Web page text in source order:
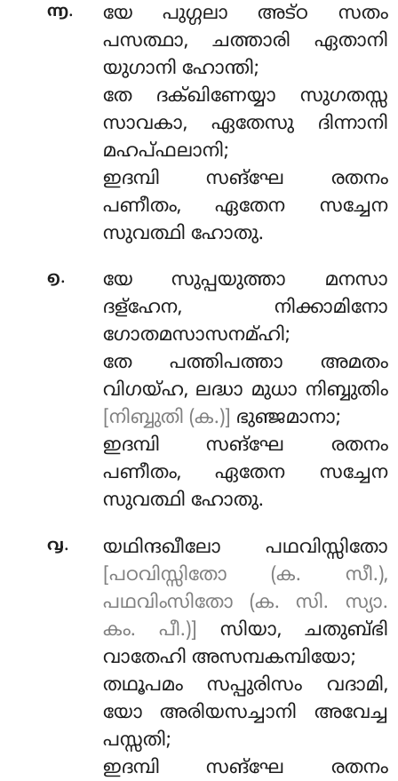
൬.
യേ പുഗ്ഗലാ അട്ഠ സതം
പസത്ഥാ, ചത്താരി ഏതാനി
യുഗാനി ഹോന്തി;
തേ ദക്ഖിണേയ്യാ സുഗതസ്സ
സാവകാ, ഏതേസു ദിന്നാനി
മഹപ്ഫലാനി;
ഇദമ്പി സങ്ഘേ രതനം
പണീതം, ഏതേന സച്ചേന
സുവത്ഥി ഹോതു.
൭.
യേ സുപ്പയുത്താ മനസാ
ദള്ഹേന, നിക്കാമിനോ
ഗോതമസാസനമ്ഹി;
തേ പത്തിപത്താ അമതം
വിഗയ്ഹ, ലദ്ധാ മുധാ നിബ്ബുതിം
[നിബ്ബുതി (ക.)] ഭുഞ്ജമാനാ;
ഇദമ്പിസങ്ഘേ രതനം
പണീതം, ഏതേന സച്ചേന
സുവത്ഥി ഹോതു.
൮.
യഥിന്ദഖീലോ പഥവിസ്സിതോ
[പഠവിസ്സിതോ (ക. സീ.),
പഥവിംസിതോ (ക. സി. സ്യാ.
കം. പീ.)]
സിയാ, ചതുബ്ഭി
വാതേഹി അസമ്പകമ്പിയോ;
തഥൂപമം സപ്പുരിസം വദാമി,
യോഅരിയസച്ചാനി അവേച്ച
പസ്സതി;
ഇദമ്പി സങ്ഘേ രതനം